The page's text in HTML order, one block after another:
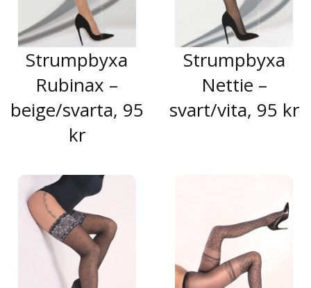
Strumpbyxa
Rubinax –
beige/svarta, 95
kr
Strumpbyxa
Nettie –
svart/vita, 95 kr